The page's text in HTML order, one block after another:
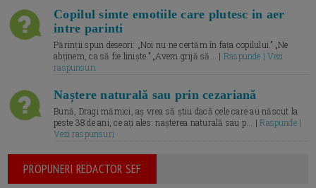
Copilul simte emotiile care plutesc in aer
intre parinti
Părinții spun deseori: „Noi nu ne certăm în fața copilului.” „Ne
abținem, ca să fie liniște.” „Avem grijă să... | Raspunde | Vezi
raspunsuri
Naștere naturală sau prin cezariană
Bună, Dragi mămici, aș vrea să știu dacă cele care au născut la
peste 38 de ani, ce ați ales: nașterea naturală sau p... |Raspunde |
Vezi raspunsuri
PROPUNERI REDACTOR SEF